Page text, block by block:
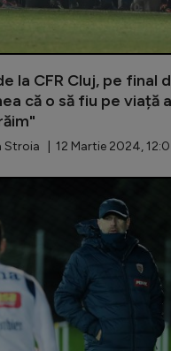
la CFR Cluj, pe final
că o să fiu pe viață
Stroia | 12 Martie 2024,